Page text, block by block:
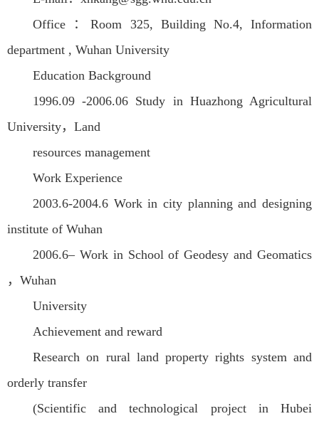
Office ：Room 325, Building No.4, Information
department , Wuhan University
Education Background
1996.09 -2006.06 Study in Huazhong Agricultural
University，Land
resources management
Work Experience
2003.6-2004.6 Work in city planning and designing
institute of Wuhan
2006.6– Work in School of Geodesy and Geomatics
，Wuhan
University
Achievement and reward
Research on rural land property rights system and
orderly transfer
(Scientific and technological project in Hubei